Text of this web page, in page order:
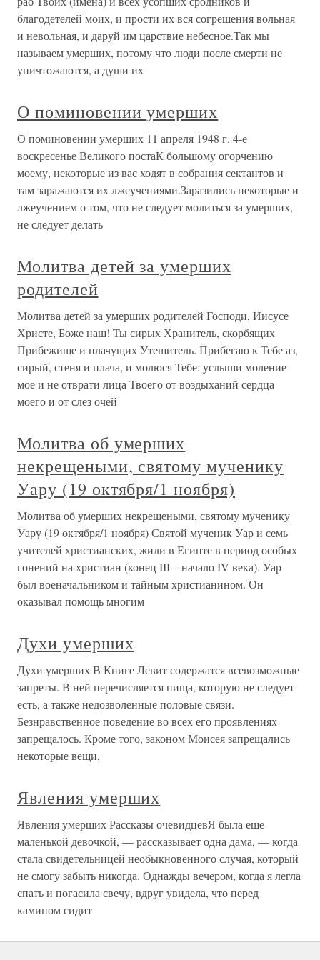
благодетелей моих, и прости их вся согрешения вольная
и невольная, и даруй им царствие небесное.Так мы
называем умерших, потому что люди после смерти не
уничтожаются, а души их
О поминовении умерших
О поминовении умерших 11 апреля 1948 г. 4-е
воскресенье Великого постаК большому огорчению
моему, некоторые из вас ходят в собрания сектантов и
там заражаются их лжеучениями.Заразились некоторые и
лжеучением о том, что не следует молиться за умерших,
не следует делать
Молитва детей за умерших
родителей
Молитва детей за умерших родителей Господи, Иисусе
Христе, Боже наш! Ты сирых Хранитель, скорбящих
Прибежище и плачущих Утешитель. Прибегаю к Тебе аз,
сирый, стеня и плача, и молюся Тебе: услыши моление
мое и не отврати лица Твоего от воздыханий сердца
моего и от слез очей
Молитва об умерших
некрещеными, святому мученику
Уару (19 октября/1 ноября)
Молитва об умерших некрещеными, святому мученику
Уару (19 октября/1 ноября) Святой мученик Уар и семь
учителей христианских, жили в Египте в период особых
гонений на христиан (конец III – начало IV века). Уар
был военачальником и тайным христианином. Он
оказывал помощь многим
Духи умерших
Духи умерших В Книге Левит содержатся всевозможные
запреты. В ней перечисляется пища, которую не следует
есть, а также недозволенные половые связи.
Безнравственное поведение во всех его проявлениях
запрещалось. Кроме того, законом Моисея запрещались
некоторые вещи,
Явления умерших
Явления умерших Рассказы очевидцевЯ была еще
маленькой девочкой, — рассказывает одна дама, — когда
стала свидетельницей необыкновенного случая, который
не смогу забыть никогда. Однажды вечером, когда я легла
спать и погасила свечу, вдруг увидела, что перед
камином сидит